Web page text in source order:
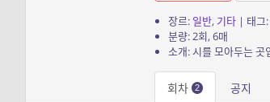
장르: 일반, 기타| 태그:
분량: 2회, 6매
소개: 시를 모아두는 곳
회차 2 공지